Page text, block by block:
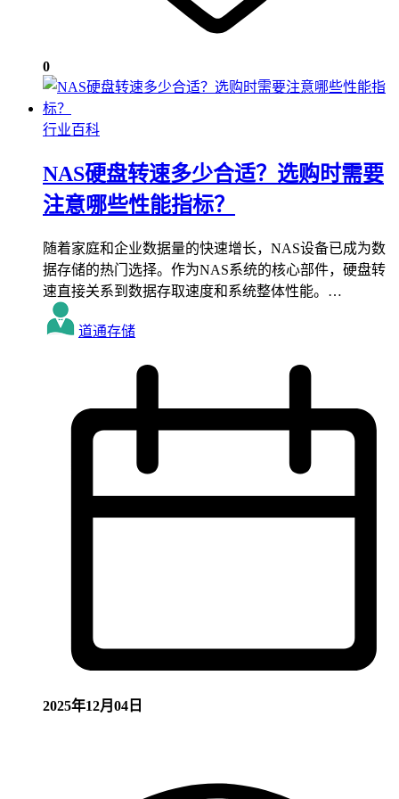
0
行业百科
NAS硬盘转速多少合适？选购时需要
注意哪些性能指标？
随着家庭和企业数据量的快速增长，NAS设备已成为数
据存储的热门选择。作为NAS系统的核心部件，硬盘转
速直接关系到数据存取速度和系统整体性能。…
道通存储
2025年12月04日